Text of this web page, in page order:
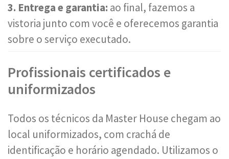
3. Entrega e garantia: ao final, fazemos a
vistoria junto com você e oferecemos garantia
sobre o serviço executado.
Profissionais certificados e
uniformizados
Todos os técnicos da Master House chegam ao
local uniformizados, com crachá de
identificação e horário agendado. Utilizamos o